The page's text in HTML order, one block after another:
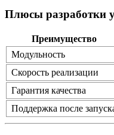
Плюсы
Преимущество
Модульность
Скорость реализации
Гарантия качества
Поддержка после